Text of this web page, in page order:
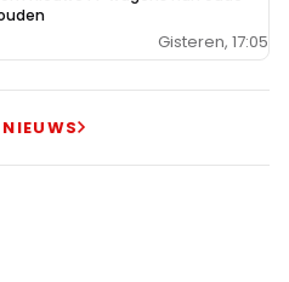
Gisteren, 17:05
NIEUWS